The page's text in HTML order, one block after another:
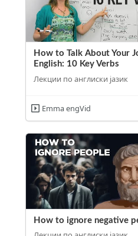
How to Talk About Your
English: 10 Key Verbs
Лекции по англиски јазик
Emma engVid
How to ignore negative